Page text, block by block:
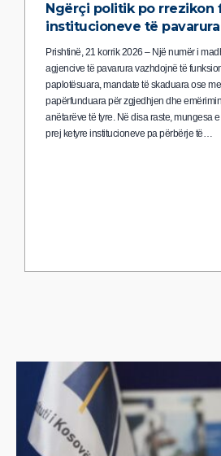
Ngërçi politik po rrezikon
institucioneve të pavarura
Prishtinë, 21 korrik 2026 – Një numër i
agjencive të pavarura vazhdojnë të
paplotësuara, mandate të skaduara ose
papërfunduara për zgjedhjen dhe
anëtarëve të tyre. Në disa raste, mungesa
prej ketyre institucioneve pa përbërje të…